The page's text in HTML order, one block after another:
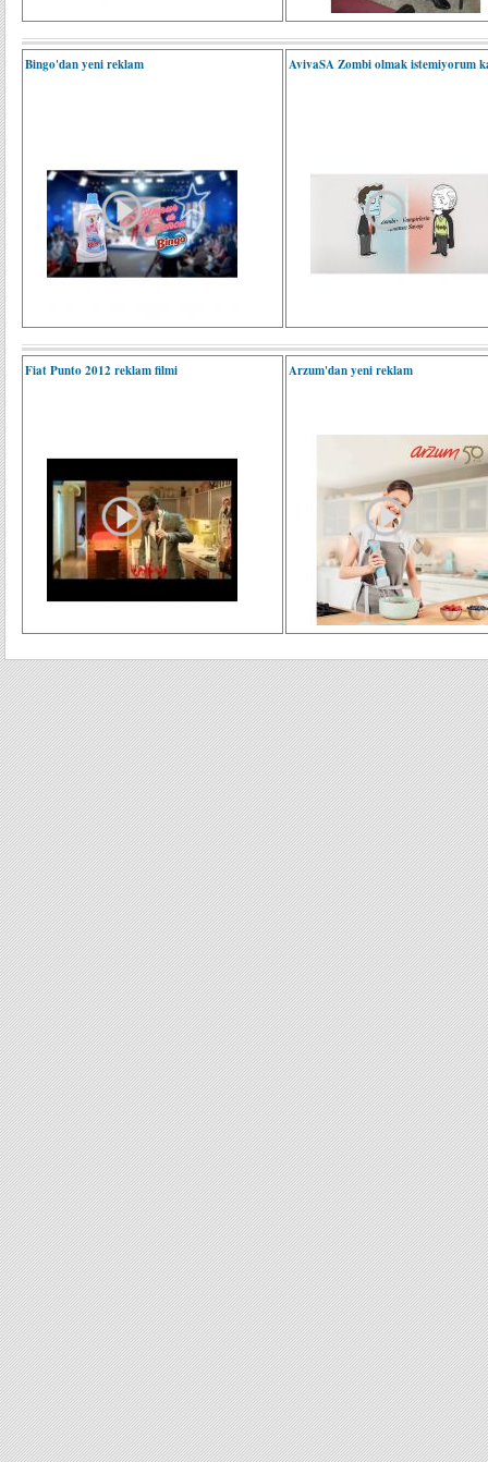
Bingo'dan yeni reklam AvivaSA Zombi olmak istemiyorum
Fiat Punto 2012 reklam filmi Arzum'dan yeni reklam